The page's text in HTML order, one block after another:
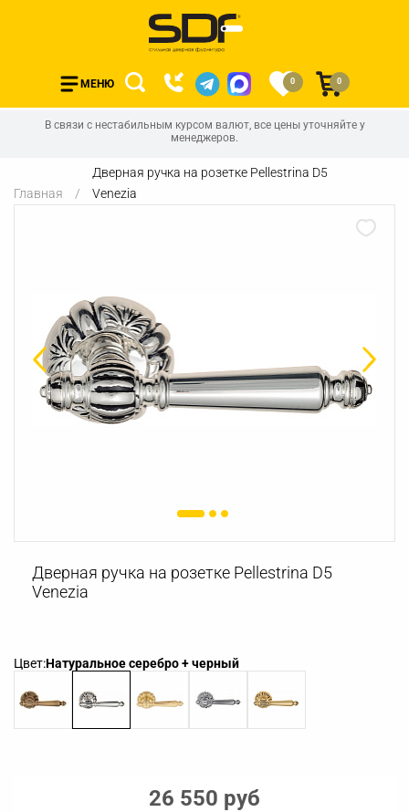
МЕНЮ 0 0
В связи с нестабильным курсом валют, все цены уточняйте у
менеджеров.
Главная
Дверная ручка на розетке Pellestrina D5
Venezia
Дверная ручка на розетке Pellestrina D5
Venezia
Цвет:Натуральное серебро + черный
26 550 руб